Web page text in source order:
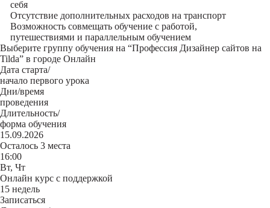
себя
Отсутствие дополнительных расходов на транспорт
Возможность совмещать обучение с работой,
путешествиями и параллельным обучением
Выберите группу обучения на “Профессия Дизайнер сайтов на
Tilda” в городе Онлайн
Дата старта/
начало первого урока
Дни/время
проведения
Длительность/
форма обучения
15.09.2026
Осталось 3 места
16:00
Вт, Чт
Онлайн курс с поддержкой
15 недель
Записаться